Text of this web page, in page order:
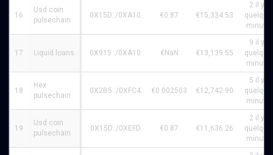
16
Usd coin
pulsechain
0X15D../0XA10.. €0.87 €15,334.53
2 il y a
17 Liquid loans 0X915../0XA10.. €NaN €13,139.55
9 il y a
18
Hex
pulsechain
0X2B5../0XFC4.. €0.002503 €12,742.90
5 il y a
19
Usd coin
pulsechain
0X15D../0XEFD.. €0.87 €11,636.26
2 il y a